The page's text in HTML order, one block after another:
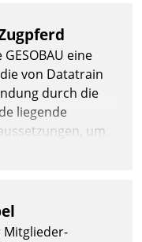
eine
von Datatrain
durch die
liegende
um
und weitere
Mitglieder-